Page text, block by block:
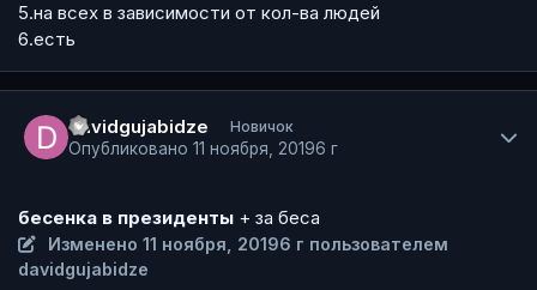
5.на всех в зависимости от кол-ва людей
6.есть
davidgujabidze Новичок
Опубликовано 11 ноября, 20196 г
бесенка в президенты + за беса
Изменено11 ноября, 20196 г пользователем
davidgujabidze